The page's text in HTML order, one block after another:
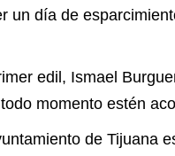
un día de
edil, Ismael
momento estén
de Tijuana